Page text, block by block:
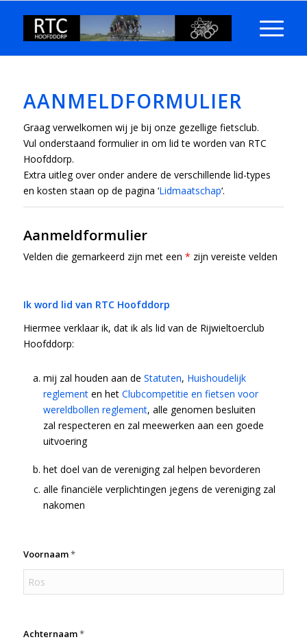
AANMELDFORMULIER
Graag verwelkomen wij je bij onze gezellige fietsclub.
Vul onderstaand formulier in om lid te worden van RTC
Hoofddorp.
Extra uitleg over onder andere de verschillende lid-types
en kosten staan op de pagina ‘Lidmaatschap‘.
Aanmeldformulier
Velden die gemarkeerd zijn met een * zijn vereiste velden
Ik word lid van RTC Hoofddorp
Hiermee verklaar ik, dat ik als lid van de Rijwieltoerclub
Hoofddorp:
mij zal houden aan de Statuten, Huishoudelijk
reglementen het Clubcompetitie en fietsen voor
wereldbollen reglement, alle genomen besluiten
zal respecteren en zal meewerken aan een goede
uitvoering
het doel van de vereniging zal helpen bevorderen
alle financiële verplichtingen jegens de vereniging zal
nakomen
Voornaam*
Achternaam*